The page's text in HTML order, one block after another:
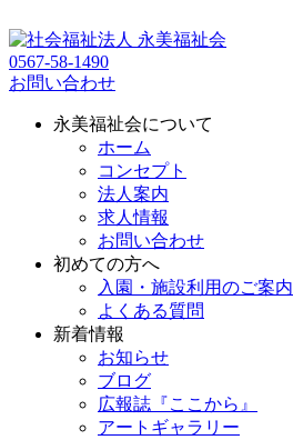
0567-58-1490
お問い合わせ
永美福祉会について
ホーム
コンセプト
法人案内
求人情報
お問い合わせ
初めての方へ
入園・施設利用のご案内
よくある質問
新着情報
お知らせ
ブログ
広報誌『ここから』
アートギャラリー